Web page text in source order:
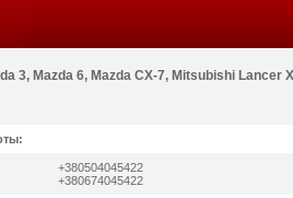
3, Mazda 6, Mazda СХ-7, Mitsubishi Lancer
+380504045422
+380674045422